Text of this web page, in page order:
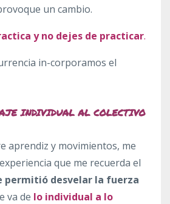
un cambio.
y no dejes de practicar.
in-corporamos el
aprendiz y movimientos, me
que me recuerda el
permitió desvelar la fuerza
va de lo individual a lo